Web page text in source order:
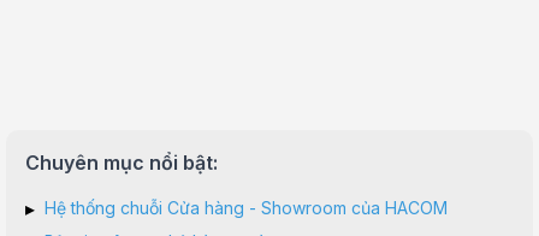
Chuyên mục nổi bật:
▸ Hệ thống chuỗi Cửa hàng - Showroom của HACOM